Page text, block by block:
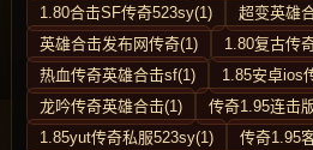
1.80合击SF传奇523sy(1)
超变英雄
英雄合击发布网传奇(1)
1.80复古传
热血传奇英雄合击sf(1)
1.85安卓ios
龙吟传奇英雄合击(1)
传奇1.95连击
1.85yut传奇私服523sy(1)
传奇1.95